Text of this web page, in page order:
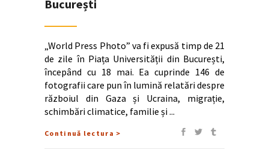
București
„World Press Photo” va fi expusă timp de 21
de zile în Piața Universității din București,
începând cu 18 mai. Ea cuprinde 146 de
fotografii care pun în lumină relatări despre
războiul din Gaza și Ucraina, migrație,
schimbări climatice, familie și
Continuă lectura >